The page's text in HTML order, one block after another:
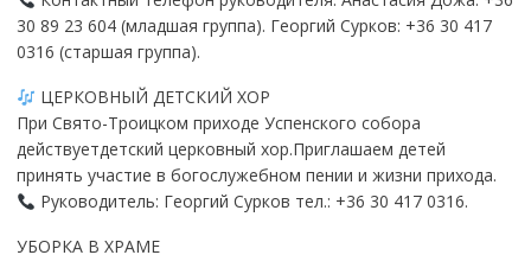
30 89 23 604 (младшая группа). Георгий Сурков: +36 30 417
0316 (старшая группа).
ЦЕРКОВНЫЙ ДЕТСКИЙ ХОР
При Свято-Троицком приходе Успенского собора
действуетдетский церковный хор.Приглашаем детей
принять участие в богослужебном пении и жизни прихода.
Руководитель: Георгий Сурков тел.: +36 30 417 0316.
УБОРКА В ХРАМЕ